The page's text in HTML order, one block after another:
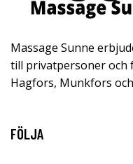
Massage Sunne
till privatpersoner och
Hagfors, Munkfors
FÖLJA